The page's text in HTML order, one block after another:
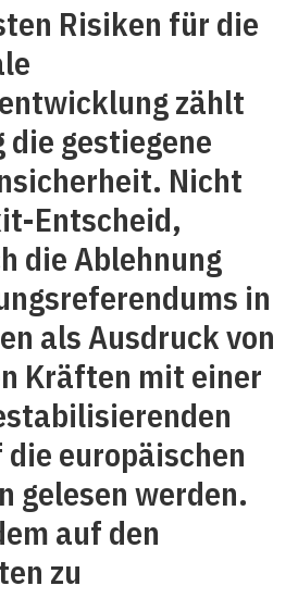
Risiken für die
zählt
gestiegene
Nicht
Entscheid,
die Ablehnung
in
als Ausdruck von
Kräften mit einer
europäischen
gelesen werden.
auf den
zu